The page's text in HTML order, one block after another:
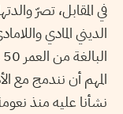
في المقابل، تصرّ
الديني المادي
المهم أن نندمج مع
نشأنا عليه منذ